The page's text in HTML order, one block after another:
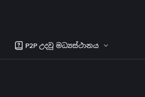
P2P උදවු මධ්‍යස්ථානය